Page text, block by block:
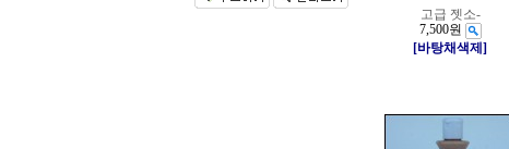
고급 젯소-
7,500원
[바탕채색제]